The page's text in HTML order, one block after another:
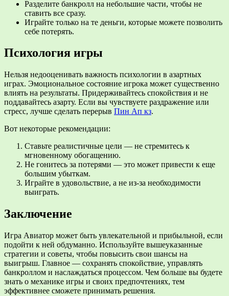
Разделите банкролл на небольшие части, чтобы не
ставить все сразу.
Играйте только на те деньги, которые можете позволить
себе потерять.
Психология игры
Нельзя недооценивать важность психологии в азартных
играх. Эмоциональное состояние игрока может существенно
влиять на результаты. Придерживайтесь спокойствия и не
поддавайтесь азарту. Если вы чувствуете раздражение или
стресс, лучше сделать перерыв Пин Ап кз.
Вот некоторые рекомендации:
Ставьте реалистичные цели — не стремитесь к
мгновенному обогащению.
Не гонитесь за потерями — это может привести к еще
большим убыткам.
Играйте в удовольствие, а не из-за необходимости
выиграть.
Заключение
Игра Авиатор может быть увлекательной и прибыльной, если
подойти к ней обдуманно. Используйте вышеуказанные
стратегии и советы, чтобы повысить свои шансы на
выигрыш. Главное — сохранять спокойствие, управлять
банкроллом и наслаждаться процессом. Чем больше вы будете
знать о механике игры и своих предпочтениях, тем
эффективнее сможете принимать решения.